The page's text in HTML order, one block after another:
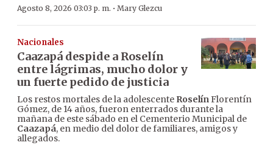
Agosto 8, 2026 03:03 p. m. · Mary Glezcu
Nacionales
Caazapá despide a Roselín
entre lágrimas, mucho dolor y
un fuerte pedido de justicia
Los restos mortales de la adolescente RoselínFlorentín
Gómez, de 14 años, fueron enterrados durante la
mañana de este sábado en el Cementerio Municipal de
Caazapá, en medio del dolor de familiares, amigos y
allegados.